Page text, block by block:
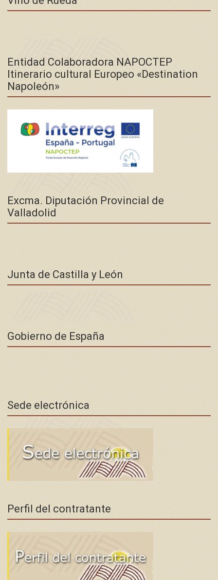
Entidad Colaboradora NAPOCTEP
Itinerario cultural Europeo «Destination
Napoleón»
Excma. Diputación Provincial de
Valladolid
Junta de Castilla y León
Gobierno de España
Sede electrónica
Perfil del contratante